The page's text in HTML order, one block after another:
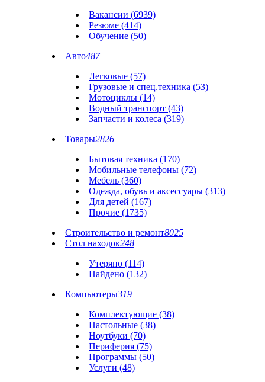
Вакансии (6939)
Резюме (414)
Обучение (50)
Авто487
Легковые (57)
Грузовые и спец.техника (53)
Мотоциклы (14)
Водный транспорт (43)
Запчасти и колеса (319)
Товары2826
Бытовая техника (170)
Мобильные телефоны (72)
Мебель (360)
Одежда, обувь и аксессуары (313)
Для детей (167)
Прочие (1735)
Строительство и ремонт8025
Стол находок248
Утеряно (114)
Найдено (132)
Компьютеры319
Комплектующие (38)
Настольные (38)
Ноутбуки (70)
Периферия (75)
Программы (50)
Услуги (48)